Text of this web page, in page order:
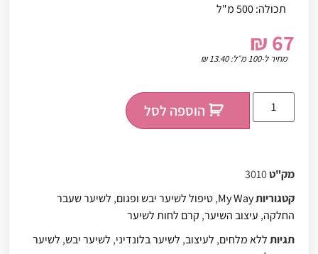
תכולה: 500 מ"ל
₪ 67
מחיר ל-100 מ״ל: ₪13.40
הוספה לסל
מק"ט3010
קטגוריותMy Way
,טיפול לשיער יבש ופגום,לשיער שעבר
החלקה,עיצוב השיער,קרם לחות לשיער
תגיותללא מלחים,לעיצוב,לשיער בלונדיני,לשיער יבש,לשיער